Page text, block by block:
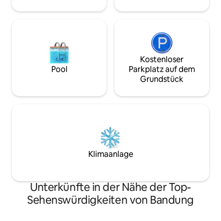
Pool
Kostenloser
Parkplatz auf dem
Grundstück
Klimaanlage
Unterkünfte in der Nähe der Top-
Sehenswürdigkeiten von Bandung